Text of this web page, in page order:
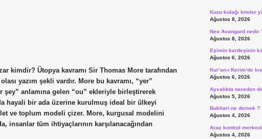
kimdir? Ütopya kavramı Sir Thomas More tarafından
yazım şekli vardır. More bu kavramı, “yer”
şey” anlamına gelen “ou” ekleriyle birleştirerek
hayali bir ada üzerine kurulmuş ideal bir ülkeyi
ve toplum modeli çizer. More, kurgusal modelini
insanlar tüm ihtiyaçlarının karşılanacağından
Kuzu kulağı kimler
Ağustos 8, 2026
Neo Avangard nedir
Ağustos 8, 2026
Eşimin kardeşinin
Ağustos 6, 2026
Kur’an-ı Kerim’de
Ağustos 6, 2026
Ayvalıkta nereden
Ağustos 5, 2026
Bukhari ne demek ?
Ağustos 4, 2026
Araç kontrol
Ağustos 4, 2026